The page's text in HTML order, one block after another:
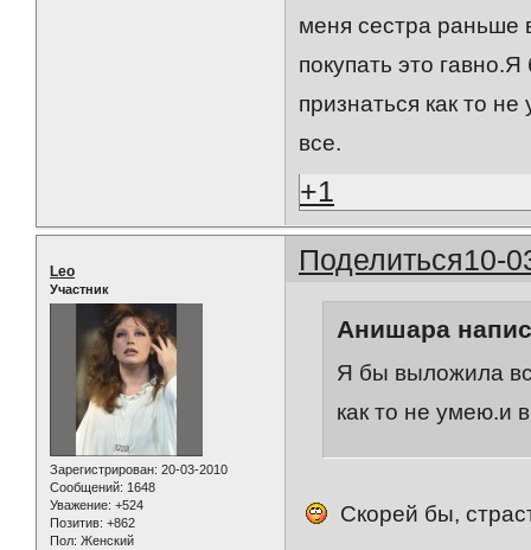
меня сестра раньше
покупать это
признаться как то
все.
+1
Поделиться10-
Leo
Участник
Зарегистрирован: 20-03-2010
Сообщений: 1648
Уважение: +524
Позитив: +862
Пол: Женский
Анишара
Я бы выложила
как то не умею.и
Скорей бы,